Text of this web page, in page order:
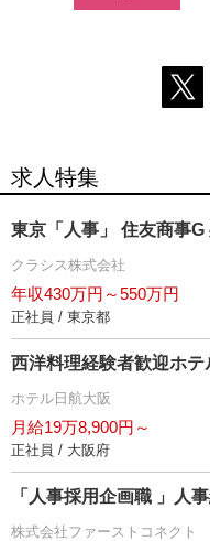
求人特集
東京「人事」 住友商事
クラシス株式会社
年収430万円～550万円
正社員 / 東京都
西洋料理経験者歓迎ホ
ホテル日航大阪
月給19万8,900円～
正社員 / 大阪府
「人事採用企画職 」人
株式会社ファーストコネクト